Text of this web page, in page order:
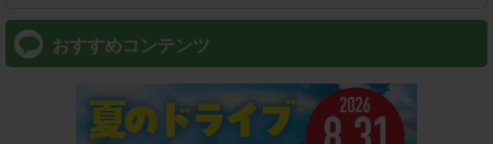
おすすめコンテンツ